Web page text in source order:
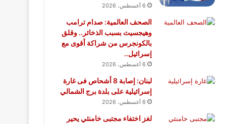
6 أغسطس، 2026
الصحف العالمية: صدام ترامب
وهيجسيث بسبب الذخائر.. وقلق
بالكونجرس من شراكة أقوى مع
إسرائيل..
6 أغسطس، 2026
لبنان: إصابة 8 أشحاص فى غارة
إسرائيلية على بلدة برج الشمالي
6 أغسطس، 2026
لغز اختفاء مجتبى خامنئي يحير